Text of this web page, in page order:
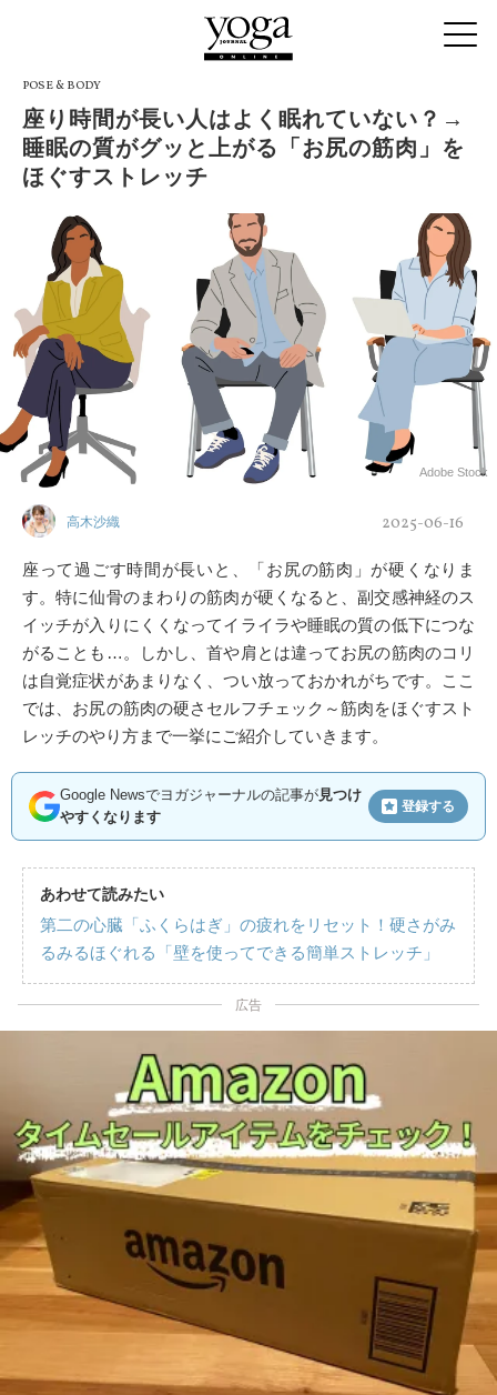
POSE & BODY
座り時間が長い人はよく眠れていない？→
睡眠の質がグッと上がる「お尻の筋肉」を
ほぐすストレッチ
Adobe Stock
高木沙織 2025-06-16
座って過ごす時間が長いと、「お尻の筋肉」が硬くなりま
す。特に仙骨のまわりの筋肉が硬くなると、副交感神経のス
イッチが入りにくくなってイライラや睡眠の質の低下につな
がることも…。しかし、首や肩とは違ってお尻の筋肉のコリ
は自覚症状があまりなく、つい放っておかれがちです。ここ
では、お尻の筋肉の硬さセルフチェック～筋肉をほぐすスト
レッチのやり方まで一挙にご紹介していきます。
Google Newsでヨガジャーナルの記事が見つけ
やすくなります
登録する
あわせて読みたい
第二の心臓「ふくらはぎ」の疲れをリセット！硬さがみ
るみるほぐれる「壁を使ってできる簡単ストレッチ」
広告